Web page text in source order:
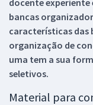
docente experiente
bancas
características das
organização de
uma tem a sua
seletivos.
Material para